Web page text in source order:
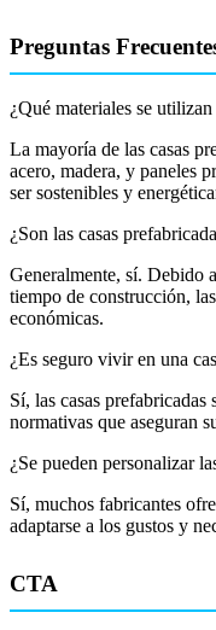
Preguntas
¿Qué materiales se
La mayoría de las casas
acero, madera, y paneles
ser sostenibles y
¿Son las casas
Generalmente, sí. Debido
tiempo de construcción,
económicas.
¿Es seguro vivir en una
Sí, las casas prefabricadas
normativas que aseguran
¿Se pueden personalizar
Sí, muchos fabricantes
adaptarse a los gustos y
CTA